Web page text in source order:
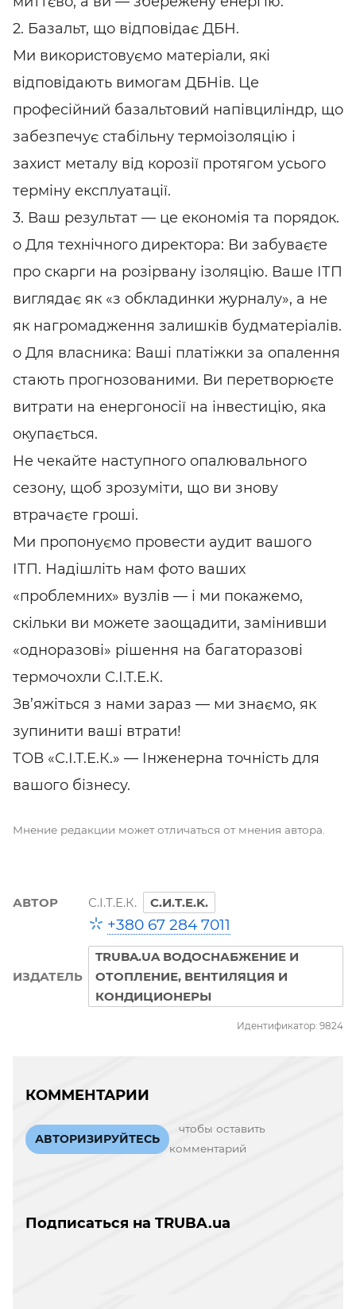
2. Базальт, що відповідає ДБН.
Ми використовуємо матеріали, які
відповідають вимогам ДБНів. Це
професійний базальтовий напівциліндр, що
забезпечує стабільну термоізоляцію і
захист металу від корозії протягом усього
терміну експлуатації.
3. Ваш результат — це економія та порядок.
o Для технічного директора: Ви забуваєте
про скарги на розірвану ізоляцію. Ваше ІТП
виглядає як «з обкладинки журналу», а не
як нагромадження залишків будматеріалів.
o Для власника: Ваші платіжки за опалення
стають прогнозованими. Ви перетворюєте
витрати на енергоносії на інвестицію, яка
окупається.
Не чекайте наступного опалювального
сезону, щоб зрозуміти, що ви знову
втрачаєте гроші.
Ми пропонуємо провести аудит вашого
ІТП. Надішліть нам фото ваших
«проблемних» вузлів — і ми покажемо,
скільки ви можете заощадити, замінивши
«одноразові» рішення на багаторазові
термочохли С.І.Т.Е.К.
Зв’яжіться з нами зараз — ми знаємо, як
зупинити ваші втрати!
ТОВ «С.І.Т.Е.К.» — Інженерна точність для
вашого бізнесу.
Мнение редакции может отличаться от мнения автора.
АВТОР С.І.Т.Е.К. C.И.T.E.K.
+380 67 284 7011
ИЗДАТЕЛЬ
TRUBA.UA ВОДОСНАБЖЕНИЕ И
ОТОПЛЕНИЕ, ВЕНТИЛЯЦИЯ И
КОНДИЦИОНЕРЫ
Идентификатор: 9824
КОММЕНТАРИИ
АВТОРИЗИРУЙТЕСЬ
чтобы оставить
комментарий
Подписаться на TRUBA.ua